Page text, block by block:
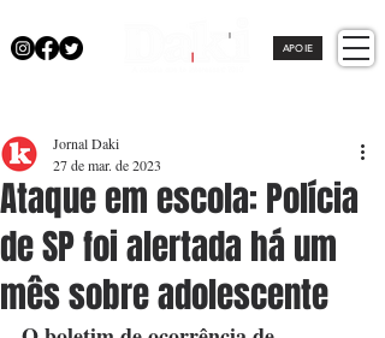
APOIE
Ataque em escola: Polícia
de SP foi alertada há um
mês sobre adolescente
Jornal Daki
27 de mar. de 2023